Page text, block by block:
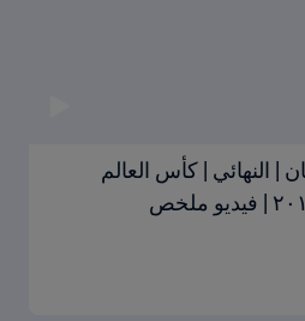
| النهائي | كأس العالم